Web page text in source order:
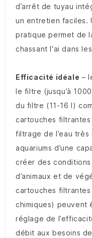
d’arrêt de tuyau
un entretien faciles.
pratique permet de
chassant l'ai dans
Efficacité idéale –
le filtre (jusqu’à
du filtre (11-16 l)
cartouches filtrantes
filtrage de l’eau
aquariums d’une
créer des conditions
d’animaux et de
cartouches
chimiques) peuvent
réglage de
débit aux besoins